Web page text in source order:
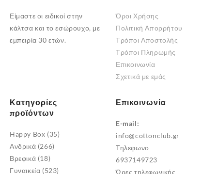
Είμαστε οι ειδικοί στην
κάλτσα και το εσώρουχο, με
εμπειρία 30 ετών.
Όροι Χρήσης
Πολιτική Απορρήτου
Τρόποι Αποστολής
Τρόποι Πληρωμής
Επικοινωνία
Σχετικά με εμάς
Κατηγορίες
προϊόντων
Happy Box (35)
Ανδρικά (266)
Βρεφικά (18)
Γυναικεία (523)
Επικοινωνία
E-mail:
info@cottonclub.gr
Τηλεφωνο
6937149723
Ώρες τηλεφωνικής